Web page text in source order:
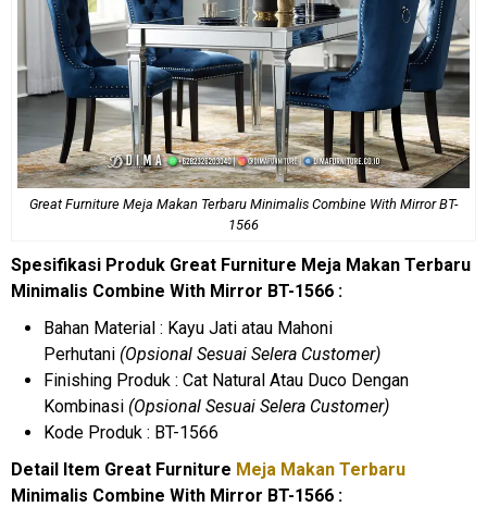
Great Furniture Meja Makan Terbaru Minimalis Combine With Mirror BT-
1566
Spesifikasi Produk Great Furniture Meja Makan Terbaru
Minimalis Combine With Mirror BT-1566 :
Bahan Material : Kayu Jati atau Mahoni
Perhutani (Opsional Sesuai Selera Customer)
Finishing Produk : Cat Natural Atau Duco Dengan
Kombinasi (Opsional Sesuai Selera Customer)
Kode Produk : BT-1566
Detail Item Great Furniture Meja Makan Terbaru
Minimalis Combine With Mirror BT-1566 :